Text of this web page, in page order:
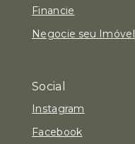
Financie
Negocie seu Imóvel
Social
Instagram
Facebook